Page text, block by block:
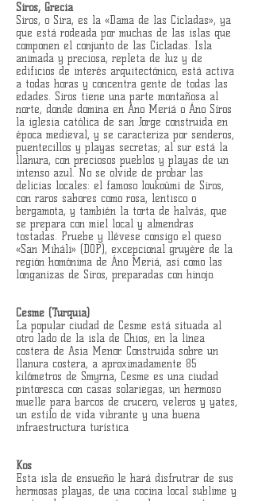
Siros, Grecia
Siros, o Sira, es la «Dama de las Cícladas», ya
que está rodeada por muchas de las islas que
componen el conjunto de las Cícladas. Isla
animada y preciosa, repleta de luz y de
edificios de interés arquitectónico, está activa
a todas horas y concentra gente de todas las
edades. Siros tiene una parte montañosa al
norte, donde domina en Áno Meriá o Áno Síros
la iglesia católica de san Jorge construida en
época medieval, y se caracteriza por senderos,
puentecillos y playas secretas; al sur está la
llanura, con preciosos pueblos y playas de un
intenso azul. No se olvide de probar las
delicias locales: el famoso loukoúmi de Siros,
con raros sabores como rosa, lentisco o
bergamota, y también la torta de halvás, que
se prepara con miel local y almendras
tostadas. Pruebe y llévese consigo el queso
«San Miháli» (DOP), excepcional gruyère de la
región homónima de Áno Meriá, así como las
longanizas de Siros, preparadas con hinojo.
Cesme (Turquía)
La popular ciudad de Cesme está situada al
otro lado de la isla de Chios, en la línea
costera de Asia Menor. Construida sobre un
llanura costera, a aproximadamente 85
kilómetros de Smyrna, Cesme es una ciudad
pintoresca con casas solariegas, un hermoso
muelle para barcos de crucero, veleros y yates,
un estilo de vida vibrante y una buena
infraestructura turística
Kos
Esta isla de ensueño le hará disfrutrar de sus
hermosas playas, de una cocina local sublime y